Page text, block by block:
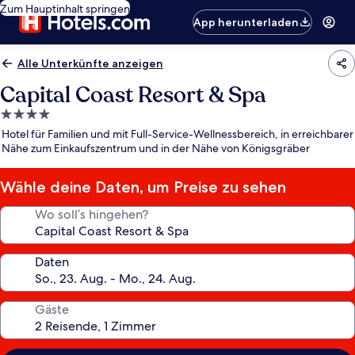
Zum Hauptinhalt springen
App herunterladen
Alle Unterkünfte anzeigen
Capital Coast Resort & Spa
4.0-
Sterne-
Unterkunft
Hotel für Familien und mit Full-Service-Wellnessbereich, in erreichbarer
Nähe zum Einkaufszentrum und in der Nähe von Königsgräber
Wähle deine Daten, um Preise zu sehen
Wo soll’s hingehen?
Daten
Gäste